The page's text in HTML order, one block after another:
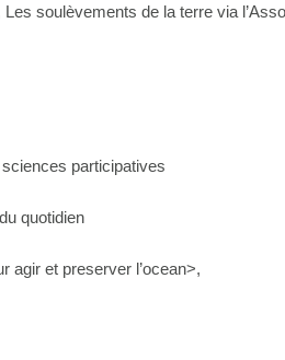
soulèvements de la terre via
participatives
quotidien
agir et preserver l’ocean>,